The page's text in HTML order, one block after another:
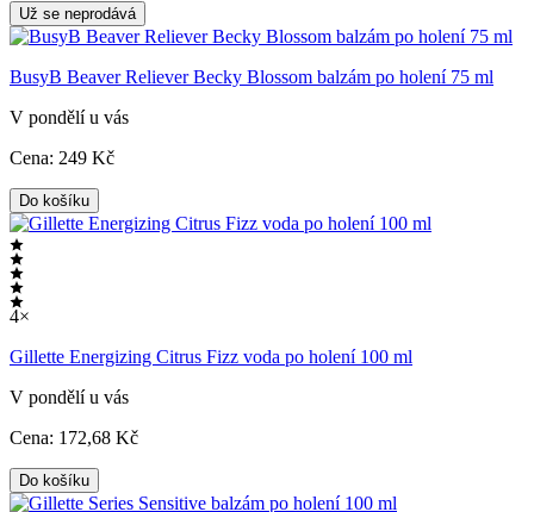
Už se neprodává
BusyB Beaver Reliever Becky Blossom balzám po holení 75 ml
V pondělí u vás
Cena: 249 Kč
Do košíku
4×
Gillette Energizing Citrus Fizz voda po holení 100 ml
V pondělí u vás
Cena: 172,68 Kč
Do košíku